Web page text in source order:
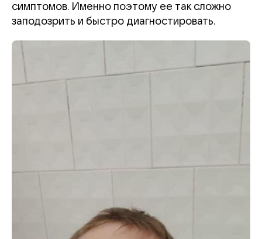
симптомов. Именно поэтому ее так сложно
заподозрить и быстро диагностировать.